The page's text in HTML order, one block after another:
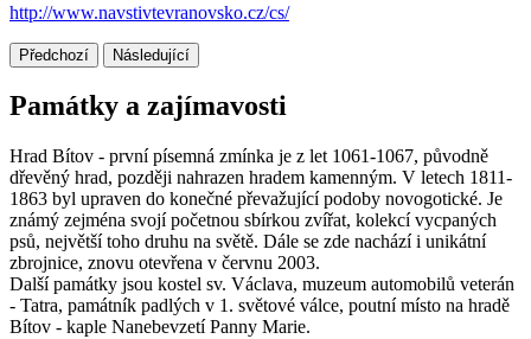
http://www.navstivtevranovsko.cz/cs/
Předchozí Následující
Památky a zajímavosti
Hrad Bítov - první písemná zmínka je z let 1061-1067, původně
dřevěný hrad, později nahrazen hradem kamenným. V letech 1811-
1863 byl upraven do konečné převažující podoby novogotické. Je
známý zejména svojí početnou sbírkou zvířat, kolekcí vycpaných
psů, největší toho druhu na světě. Dále se zde nachází i unikátní
zbrojnice, znovu otevřena v červnu 2003.
Další památky jsou kostel sv. Václava, muzeum automobilů veterán
- Tatra, památník padlých v 1. světové válce, poutní místo na hradě
Bítov - kaple Nanebevzetí Panny Marie.